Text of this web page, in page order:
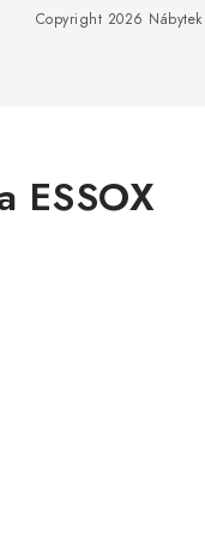
Copyright 2026
ESSOX